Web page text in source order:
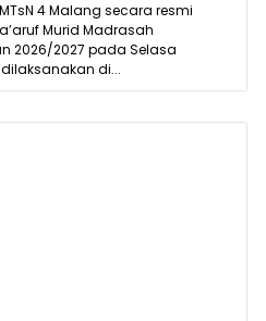
4 Malang secara resmi
Murid Madrasah
2026/2027 pada Selasa
di...